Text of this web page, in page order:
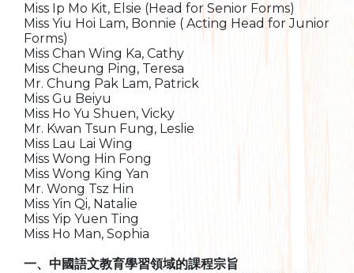
Miss Ip Mo Kit, Elsie (Head for Senior Forms)
Miss Yiu Hoi Lam, Bonnie ( Acting Head for Junior
Forms)
Miss Chan Wing Ka, Cathy
Miss Cheung Ping, Teresa
Mr. Chung Pak Lam, Patrick
Miss Gu Beiyu
Miss Ho Yu Shuen, Vicky
Mr. Kwan Tsun Fung, Leslie
Miss Lau Lai Wing
Miss Wong Hin Fong
Miss Wong King Yan
Mr. Wong Tsz Hin
Miss Yin Qi, Natalie
Miss Yip Yuen Ting
Miss Ho Man, Sophia
一、中國語文教育學習領域的課程宗旨